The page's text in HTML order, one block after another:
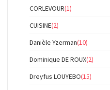
CORLEVOUR(1)
CUISINE(2)
Danièle Yzerman(10)
Dominique DE ROUX(2)
Dreyfus LOUYEBO(15)